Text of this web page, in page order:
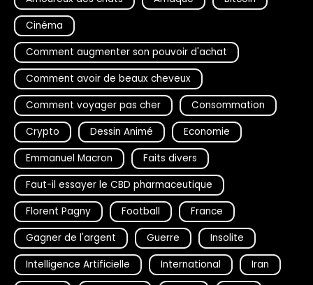
Cinéma
Comment augmenter son pouvoir d'achat
Comment avoir de beaux cheveux
Comment voyager pas cher
Consommation
Crypto
Dessin Animé
Economie
Emmanuel Macron
Faits divers
Faut-il essayer le CBD pharmaceutique
Florent Pagny
Football
France
Gagner de l'argent
Guerre
Insolite
Intelligence Artificielle
International
Iran